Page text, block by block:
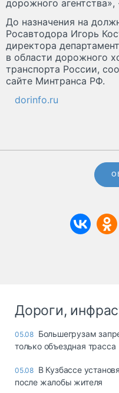
дорожного
До назначения на
Росавтодора Игорь
директора
в области дорожного
транспорта России,
сайте Минтранса РФ.
dorinfo.ru
Дороги,
05.08 Большегрузам
только объездная трасса
05.08 В Кузбассе
после жалобы жителя